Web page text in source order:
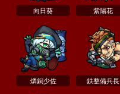
向日葵 紫陽花
燐銅少佐 鉄整備兵長